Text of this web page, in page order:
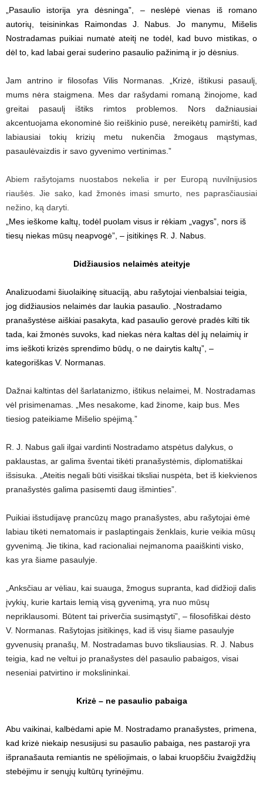
„Pasaulio istorija yra dėsninga”, – neslėpė vienas iš romano
autorių, teisininkas Raimondas J. Nabus. Jo manymu, Mišelis
Nostradamas puikiai numatė ateitį ne todėl, kad buvo mistikas, o
dėl to, kad labai gerai suderino pasaulio pažinimą ir jo dėsnius.
Jam antrino ir filosofas Vilis Normanas. „Krizė, ištikusi pasaulį,
mums nėra staigmena. Mes dar rašydami romaną žinojome, kad
greitai pasaulį ištiks rimtos problemos. Nors dažniausiai
akcentuojama ekonominė šio reiškinio pusė, nereikėtų pamiršti, kad
labiausiai tokių krizių metu nukenčia žmogaus mąstymas,
pasaulėvaizdis ir savo gyvenimo vertinimas.”
Abiem rašytojams nuostabos nekelia ir per Europą nuvilnijusios
riaušės. Jie sako, kad žmonės imasi smurto, nes paprasčiausiai
nežino, ką daryti.
„Mes ieškome kaltų, todėl puolam visus ir rėkiam „vagys”, nors iš
tiesų niekas mūsų neapvogė”, – įsitikinęs R. J. Nabus.
Didžiausios nelaimės ateityje
Analizuodami šiuolaikinę situaciją, abu rašytojai vienbalsiai teigia,
jog didžiausios nelaimės dar laukia pasaulio. „Nostradamo
pranašystėse aiškiai pasakyta, kad pasaulio gerovė pradės kilti tik
tada, kai žmonės suvoks, kad niekas nėra kaltas dėl jų nelaimių ir
ims ieškoti krizės sprendimo būdų, o ne dairytis kaltų”, –
kategoriškas V. Normanas.
Dažnai kaltintas dėl šarlatanizmo, ištikus nelaimei, M. Nostradamas
vėl prisimenamas. „Mes nesakome, kad žinome, kaip bus. Mes
tiesiog pateikiame Mišelio spėjimą.”
R. J. Nabus gali ilgai vardinti Nostradamo atspėtus dalykus, o
paklaustas, ar galima šventai tikėti pranašystėmis, diplomatiškai
išsisuka. „Ateitis negali būti visiškai tiksliai nuspėta, bet iš kiekvienos
pranašystės galima pasisemti daug išminties”.
Puikiai išstudijavę prancūzų mago pranašystes, abu rašytojai ėmė
labiau tikėti nematomais ir paslaptingais ženklais, kurie veikia mūsų
gyvenimą. Jie tikina, kad racionaliai neįmanoma paaiškinti visko,
kas yra šiame pasaulyje.
„Anksčiau ar vėliau, kai suauga, žmogus supranta, kad didžioji dalis
įvykių, kurie kartais lemią visą gyvenimą, yra nuo mūsų
nepriklausomi. Būtent tai priverčia susimąstyti”, – filosofiškai dėsto
V. Normanas. Rašytojas įsitikinęs, kad iš visų šiame pasaulyje
gyvenusių pranašų, M. Nostradamas buvo tiksliausias. R. J. Nabus
teigia, kad ne veltui jo pranašystes dėl pasaulio pabaigos, visai
neseniai patvirtino ir mokslininkai.
Krizė – ne pasaulio pabaiga
Abu vaikinai, kalbėdami apie M. Nostradamo pranašystes, primena,
kad krizė niekaip nesusijusi su pasaulio pabaiga, nes pastaroji yra
išpranašauta remiantis ne spėliojimais, o labai kruopščiu žvaigždžių
stebėjimu ir senųjų kultūrų tyrinėjimu.